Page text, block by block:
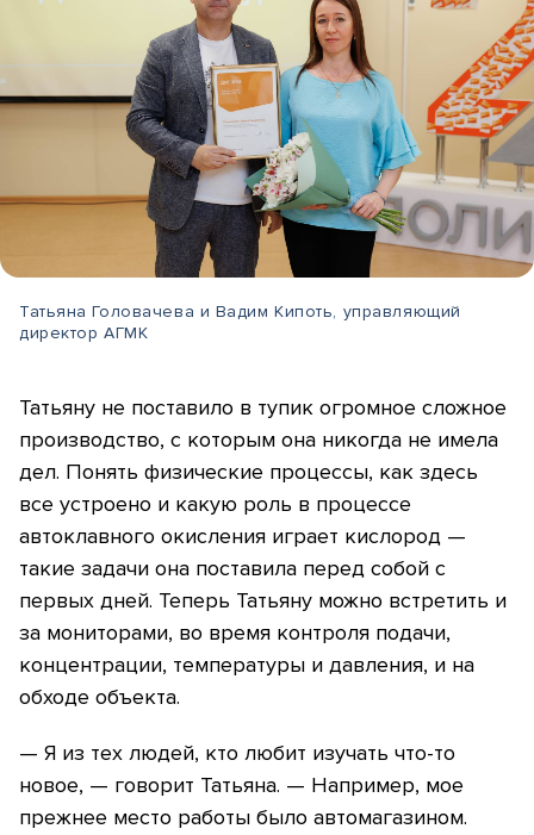
Татьяна Головачева и Вадим Кипоть, управляющий
директор АГМК
Татьяну не поставило в тупик огромное сложное
производство, с которым она никогда не имела
дел. Понять физические процессы, как здесь
все устроено и какую роль в процессе
автоклавного окисления играет кислород —
такие задачи она поставила перед собой с
первых дней. Теперь Татьяну можно встретить и
за мониторами, во время контроля подачи,
концентрации, температуры и давления, и на
обходе объекта.
— Я из тех людей, кто любит изучать что-то
новое, — говорит Татьяна. — Например, мое
прежнее место работы было автомагазином.